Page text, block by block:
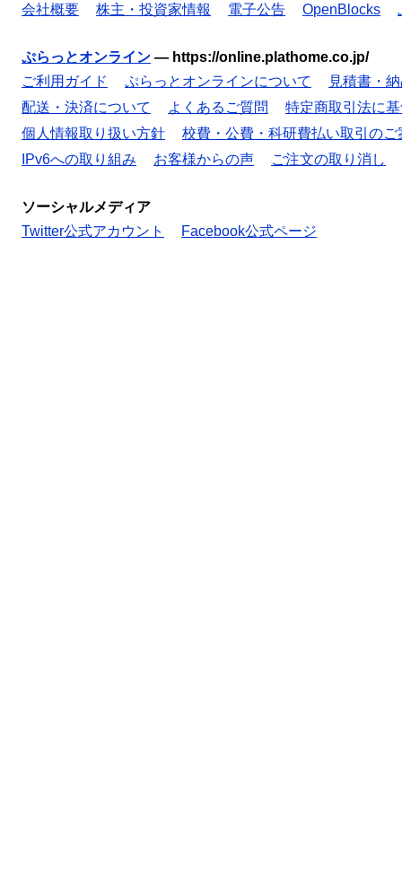
会社概要
株主・投資家情報 電子公告 OpenBlocks
ぷらっとオンライン — https://online.plathome.co.jp/
ご利用ガイド
ぷらっとオンラインについて
見積書・
配送・決済について
よくあるご質問
特定商取引法に
個人情報取り扱い方針
校費・公費・科研費払い取引のご
IPv6への取り組み
お客様からの声 ご注文の取り消し
ソーシャルメディア
Twitter公式アカウント
Facebook公式ページ